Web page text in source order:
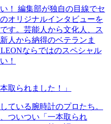
！ 編集部が独自の目線でセ
オリジナルインタビューを
す。芸能人から文化人、ス
人から納得のベテランま
ならではのスペシャル
！
取られました！」
ている腕時計のプロたち。
ついつい「一本取られ